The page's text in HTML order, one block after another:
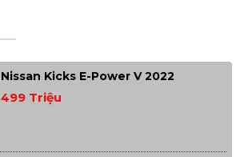
Nissan Kicks E-Power V 2022
499 Triệu